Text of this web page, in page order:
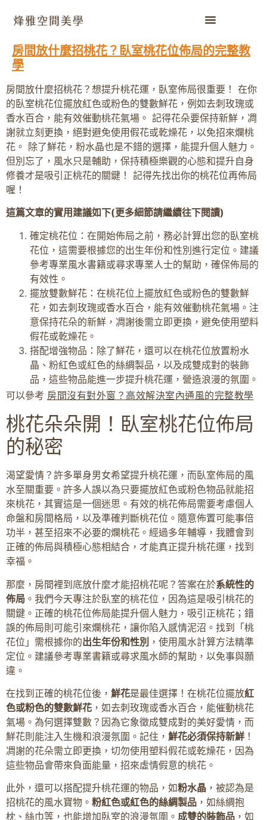
房間放什麼招桃花？臥室桃花位佈局的完整教
學
房間放什麼招桃花？想提升桃花運，臥室佈局很重要！ 在你
的臥室桃花位擺放紅色或粉色的雙數鮮花，例如去刺玫瑰或
香水百合，能有效催動桃花氣場。 記得花朵要保持新鮮，凋
謝就立刻更換，絕對避免使用假花或乾燥花，以免招來爛桃
花。 除了鮮花，粉水晶也是不錯的選擇，能提升個人魅力。
但別忘了，風水只是輔助，保持積極樂觀的心態和提升自身
修養才是吸引正桃花的關鍵！ 記得先找出你的桃花位再佈局
喔！
這篇文章的實用建議如下(更多細節請繼續往下閱讀)
確定桃花位：在開始佈局之前，務必計算出您的臥室桃
花位，這需要根據您的出生年份和性別進行定位。建議
參考專業風水書籍或尋求專業人士的幫助，確保佈局的
有效性。
擺放雙數鮮花：在桃花位上擺放紅色或粉色的雙數鮮
花，如去刺玫瑰或香水百合，能有效催動桃花氣場。注
意保持花朵的新鮮，凋謝後需立即更換，避免使用塑料
假花或乾燥花。
搭配增強物品：除了鮮花，還可以在桃花位放置粉水
晶、粉紅色或紅色的絲綢製品，以及成雙成對的裝飾
品，這些物品能進一步提升桃花運，營造浪漫的氛圍。
可以參考 房間沒有對外窗？高效解決室內通風的完整教學
桃花朵朵開！臥室桃花位佈局
的秘密
渴望愛情？許多單身男女希望提升桃花運，而臥室佈局的風
水至關重要。許多人誤以為只要擺放紅色或粉色物品就能招
來桃花，其實這是一個迷思。有效的桃花佈局需要考慮個人
命盤和房間格局，以及準確判斷桃花位。隨意佈置可能事倍
功半，甚至招來不必要的爛桃花。經過多年輔導，我體會到
正確的佈局與積極心態相結合，才能真正提升桃花運，找到
幸福。
那麼，房間裡到底放什麼才能招桃花呢？答案在於系統性的
佈局 。我們今天專注於臥室的桃花位，因為這是吸引桃花的
關鍵。正確的桃花位佈局能提升個人魅力，吸引正桃花；錯
誤的佈局則可能引來爛桃花，讓你陷入感情泥沼。找到「桃
花位」需根據你的出生年份和性別 ，使用風水計算方法精準
定位。建議參考專業書籍或尋求風水師的幫助，以免事與願
違。
在找到正確的桃花位後， 鮮花是最佳選擇！在桃花位擺放紅
色或粉色的雙數鮮花 ，如去刺玫瑰或香水百合，能催動桃花
氣場。為何選擇雙數？因為它象徵成雙成對的美好愛情，而
鮮花則能注入生機和浪漫氛圍。記住， 鮮花必須保持新鮮 ！
凋謝的花朵需立即更換，切勿使用塑料假花或乾燥花，因為
這些物品會帶來負面能量，招來虛情假意的桃花。
此外，還可以搭配提升桃花運的物品，如粉水晶 ，被認為是
招桃花的風水寶物。 粉紅色或紅色的絲綢製品 ，如絲綢抱
枕、絲巾等，也能增加臥室的浪漫氛圍。 成雙的裝飾品 ，如